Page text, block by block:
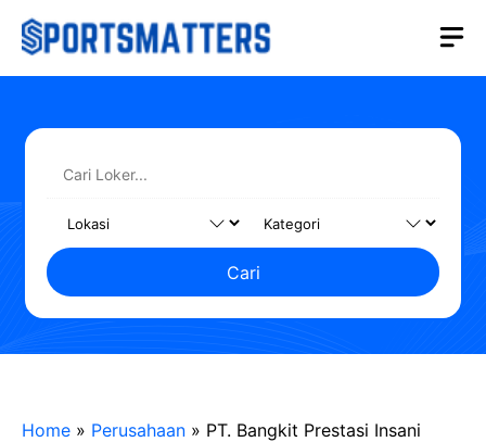
Langsung
Cari
Home » Perusahaan » PT. Bangkit Prestasi Insani